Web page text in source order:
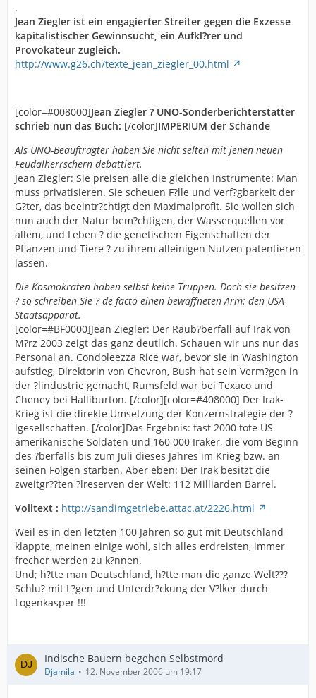
.
Jean Ziegler ist ein engagierter Streiter gegen die Exzesse
kapitalistischer Gewinnsucht, ein Aufkl?rer und
Provokateur zugleich.
http://www.g26.ch/texte_jean_ziegler_00.html
[color=#008000]Jean Ziegler ? UNO-Sonderberichterstatter
schrieb nun das Buch: [/color]IMPERIUM der Schande
Als UNO-Beauftragter haben Sie nicht selten mit jenen neuen
Feudalherrschern debattiert.
Jean Ziegler: Sie preisen alle die gleichen Instrumente: Man
muss privatisieren. Sie scheuen F?lle und Verf?gbarkeit der
G?ter, das beeintr?chtigt den Maximalprofit. Sie wollen sich
nun auch der Natur bem?chtigen, der Wasserquellen vor
allem, und Leben ? die genetischen Eigenschaften der
Pflanzen und Tiere ? zu ihrem alleinigen Nutzen patentieren
lassen.
Die Kosmokraten haben selbst keine Truppen. Doch sie besitzen
? so schreiben Sie ? de facto einen bewaffneten Arm: den USA-
Staatsapparat.
[color=#BF0000]Jean Ziegler: Der Raub?berfall auf Irak von
M?rz 2003 zeigt das ganz deutlich. Schauen wir uns nur das
Personal an. Condoleezza Rice war, bevor sie in Washington
aufstieg, Direktorin von Chevron, Bush hat sein Verm?gen in
der ?lindustrie gemacht, Rumsfeld war bei Texaco und
Cheney bei Halliburton. [/color][color=#408000] Der Irak-
Krieg ist die direkte Umsetzung der Konzernstrategie der ?
lgesellschaften. [/color]Das Ergebnis: fast 2000 tote US-
amerikanische Soldaten und 160 000 Iraker, die vom Beginn
des ?berfalls bis zum Juli dieses Jahres im Krieg bzw. an
seinen Folgen starben. Aber eben: Der Irak besitzt die
zweitgr??ten ?lreserven der Welt: 112 Milliarden Barrel.
Volltext : http://sandimgetriebe.attac.at/2226.html
Weil es in den letzten 100 Jahren so gut mit Deutschland
klappte, meinen einige wohl, sich alles erdreisten, immer
frecher werden zu k?nnen.
Und; h?tte man Deutschland, h?tte man die ganze Welt???
Schlu? mit L?gen und Unterdr?ckung der V?lker durch
Logenkasper !!!
Indische Bauern begehen Selbstmord
Djamila 12. November 2006 um 19:17